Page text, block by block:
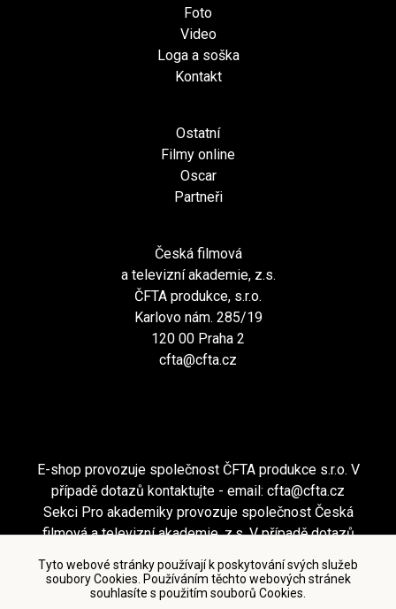
Tyto webové stránky používají k poskytování svých služeb
soubory Cookies. Používáním těchto webových stránek
souhlasíte s použitím souborů Cookies.
Foto
Video
Loga a soška
Kontakt
Ostatní
Filmy online
Oscar
Partneři
Česká filmová
a televizní akademie, z.s.
ČFTA produkce, s.r.o.
Karlovo nám. 285/19
120 00 Praha 2
cfta@cfta.cz
E-shop provozuje společnost ČFTA produkce s.r.o. V
případě dotazů kontaktujte - email: cfta@cfta.cz
Sekci Pro akademiky provozuje společnost Česká
filmová a televizní akademie, z.s. V případě dotazů
Podmínky užití a zásady ochrany osobních údajů